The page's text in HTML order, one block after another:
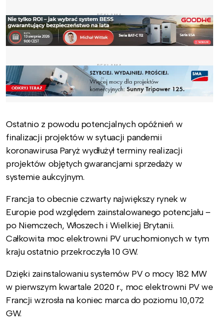
REKLAMA
REKLAMA
Ostatnio z powodu potencjalnych opóźnień w
finalizacji projektów w sytuacji pandemii
koronawirusa Paryż wydłużył terminy realizacji
projektów objętych gwarancjami sprzedaży w
systemie aukcyjnym.
Francja to obecnie czwarty największy rynek w
Europie pod względem zainstalowanego potencjału –
po Niemczech, Włoszech i Wielkiej Brytanii.
Całkowita moc elektrowni PV uruchomionych w tym
kraju ostatnio przekroczyła 10 GW.
Dzięki zainstalowaniu systemów PV o mocy 182 MW
w pierwszym kwartale 2020 r., moc elektrowni PV we
Francji wzrosła na koniec marca do poziomu 10,072
GW.